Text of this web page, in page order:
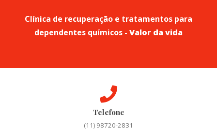
Clínica de recuperação e tratamentos para
dependentes químicos - Valor da vida
Telefone
(11) 98720-2831